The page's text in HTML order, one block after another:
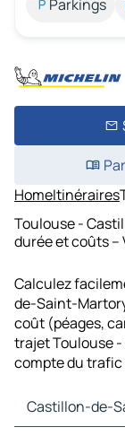
Parkings
HomeItinéraires
Toulouse -
durée et coûts –
Calculez
de-Saint-
coût (péages,
trajet Toulouse
compte du
Castillon-de-